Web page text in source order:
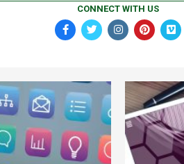
CONNECT WITH US